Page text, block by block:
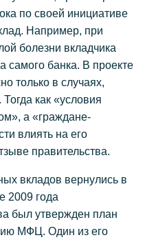
по своей инициативе
Например, при
болезни вкладчика
самого банка. В проекте
только в случаях,
как «условия
а «граждане-
влиять на его
правительства.
вкладов вернулись в
2009 года
был утвержден план
МФЦ. Один из его